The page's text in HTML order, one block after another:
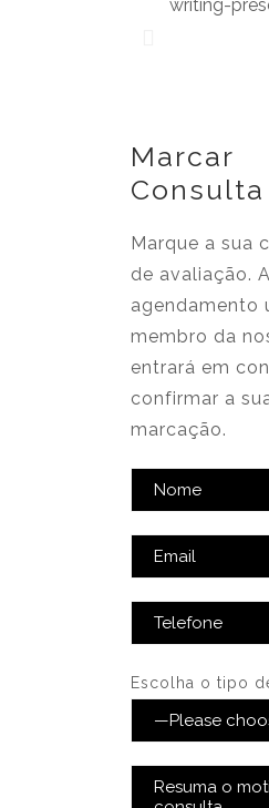
Marcar
Consulta
Marque a sua
de avaliação.
agendamento
membro da
entrará em
confirmar a
marcação.
Escolha o tipo